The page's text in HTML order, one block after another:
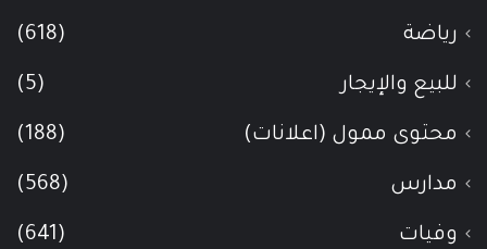
رياضة (618)
للبيع والإيجار (5)
محتوى ممول (اعلانات) (188)
مدارس (568)
وفيات (641)